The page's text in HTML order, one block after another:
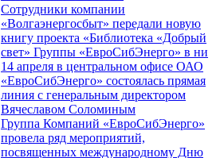
Сотрудники компании
«Волгаэнергосбыт» передали новую
книгу проекта «Библиотека «Добрый
свет» Группы «ЕвроСибЭнерго» в ни
14 апреля в центральном офисе ОАО
«ЕвроСибЭнерго» состоялась прямая
линия с генеральным директором
Вячеславом Соломиным
Группа Компаний «ЕвроСибЭнерго»
провела ряд мероприятий,
посвященных международному Дню